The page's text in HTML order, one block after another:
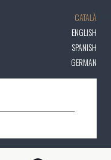
CATALÀ
ENGLISH
SPANISH
GERMAN